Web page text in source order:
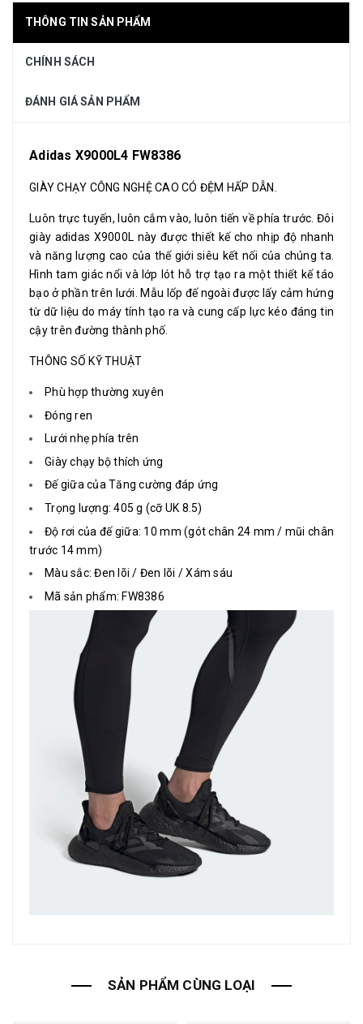
THÔNG TIN SẢN PHẨM
CHÍNH SÁCH
ĐÁNH GIÁ SẢN PHẨM
Adidas X9000L4 FW8386
GIÀY CHẠY CÔNG NGHỆ CAO CÓ ĐỆM HẤP DẪN.
Luôn trực tuyến, luôn cắm vào, luôn tiến về phía trước. Đôi
giày adidas X9000L này được thiết kế cho nhịp độ nhanh
và năng lượng cao của thế giới siêu kết nối của chúng ta.
Hình tam giác nổi và lớp lót hỗ trợ tạo ra một thiết kế táo
bạo ở phần trên lưới. Mẫu lốp đế ngoài được lấy cảm hứng
từ dữ liệu do máy tính tạo ra và cung cấp lực kéo đáng tin
cậy trên đường thành phố.
THÔNG SỐ KỸ THUẬT
Phù hợp thường xuyên
Đóng ren
Lưới nhẹ phía trên
Giày chạy bộ thích ứng
Đế giữa của Tăng cường đáp ứng
Trọng lượng: 405 g (cỡ UK 8.5)
Độ rơi của đế giữa: 10 mm (gót chân 24 mm / mũi chân
trước 14 mm)
Màu sắc: Đen lõi / Đen lõi / Xám sáu
Mã sản phẩm: FW8386
SẢN PHẨM CÙNG LOẠI